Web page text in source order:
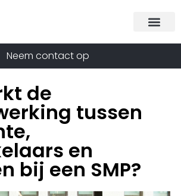
Neem contact op
de
tussen
en
bij een SMP?